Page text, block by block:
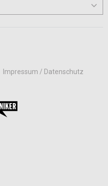
Impressum / Datenschutz